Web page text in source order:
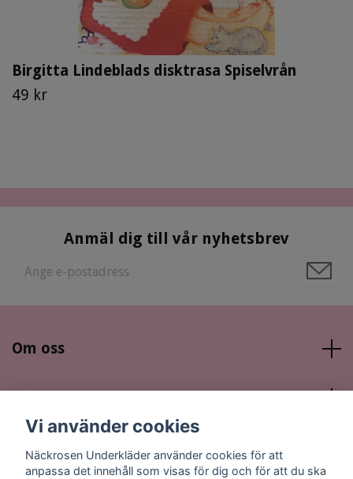
Birgitta Lindeblads disktrasa Spiselvrån
49 kr
Anmäl dig till vår nyhetsbrev
Om oss
Sociala medier
Vi använder cookies
Näckrosen Underkläder använder cookies för att
anpassa det innehåll som visas för dig och för att du ska